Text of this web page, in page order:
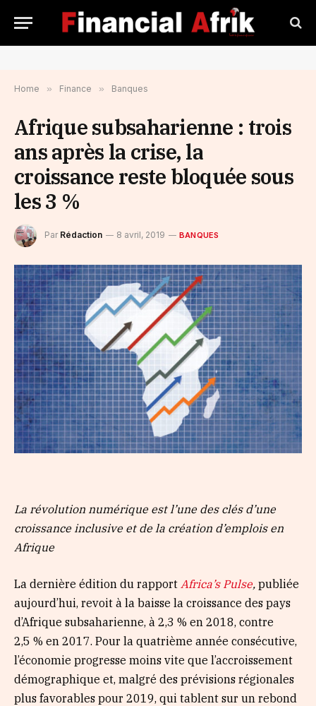
Home » Finance » Banques
Afrique subsaharienne : trois
ans après la crise, la
croissance reste bloquée sous
les 3 %
Par Rédaction 8 avril, 2019 BANQUES
La révolution numérique est l’une des clés d’une
croissance inclusive et de la création d’emplois en
Afrique
La dernière édition du rapport Africa’s Pulse, publiée
aujourd’hui, revoit à la baisse la croissance des pays
d’Afrique subsaharienne, à 2,3 % en 2018, contre
2,5 % en 2017. Pour la quatrième année consécutive,
l’économie progresse moins vite que l’accroissement
démographique et, malgré des prévisions régionales
plus favorables pour 2019, qui tablent sur un rebond